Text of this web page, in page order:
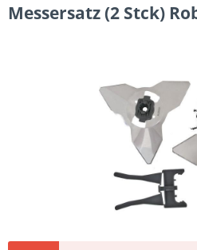
Messersatz (2 Stck)